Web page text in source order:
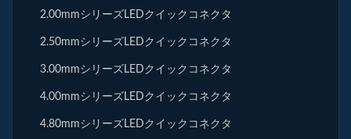
2.00mmシリーズLEDクイックコネクタ
2.50mmシリーズLEDクイックコネクタ
3.00mmシリーズLEDクイックコネクタ
4.00mmシリーズLEDクイックコネクタ
4.80mmシリーズLEDクイックコネクタ